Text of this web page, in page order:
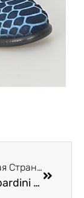
Предыдущая Страница
Atos Lombardini В Италии В Римини